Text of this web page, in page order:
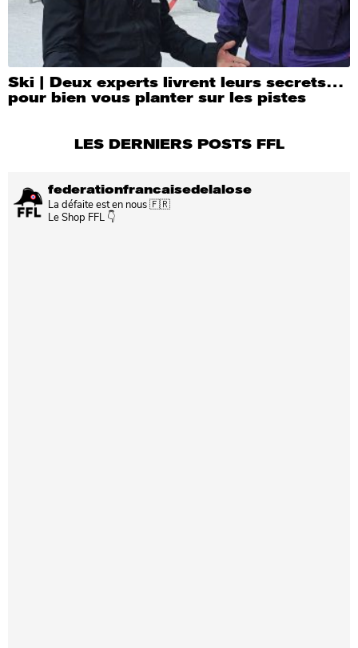
Ski | Deux experts livrent leurs secrets…
pour bien vous planter sur les pistes
LES DERNIERS POSTS FFL
federationfrancaisedelalose
La défaite est en nous 🇫🇷
Le Shop FFL 👇